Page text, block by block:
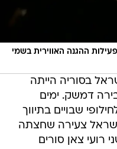
ההגנה האווירית בשמי
בסוריה הייתה
דמשק. ימים
שבויים בתיווך
צעירה שחצתה
רועי צאן סורים